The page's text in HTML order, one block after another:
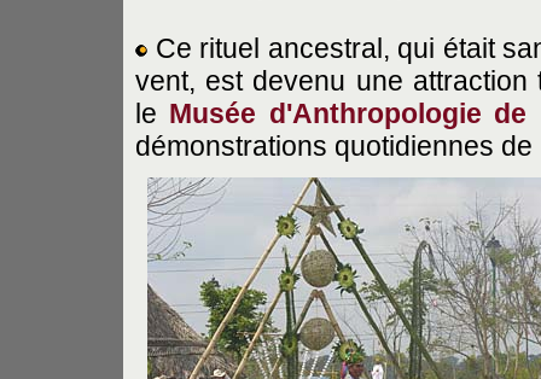
Ce rituel ancestral, qui était
vent, est devenu une
le Musée d'Anthropologie de
démonstrations quotidiennes de